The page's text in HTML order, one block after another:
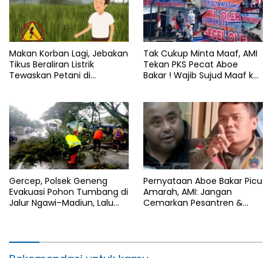
Makan Korban Lagi, Jebakan
Tikus Beraliran Listrik
Tewaskan Petani di
Tak Cukup Minta Maaf, AMI
Tekan PKS Pecat Aboe
Bakar ! Wajib Sujud Maaf ke
Gercep, Polsek Geneng
Evakuasi Pohon Tumbang di
Jalur Ngawi–Madiun, Lalu
Pernyataan Aboe Bakar Picu
Amarah, AMI: Jangan
Cemarkan Pesantren &